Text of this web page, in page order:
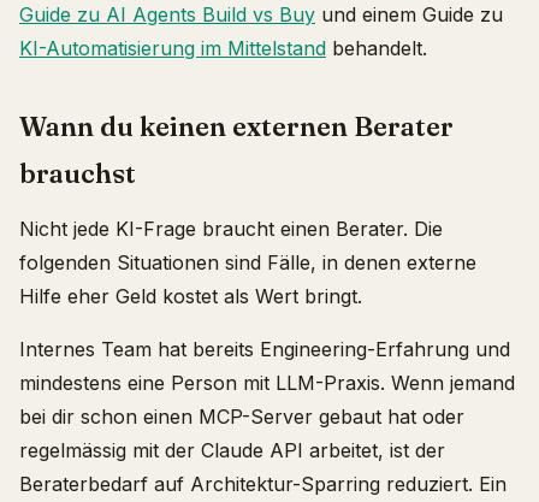
Guide zu AI Agents Build vs Buy und einem Guide zu
KI-Automatisierung im Mittelstand behandelt.
Wann du keinen externen Berater
brauchst
Nicht jede KI-Frage braucht einen Berater. Die
folgenden Situationen sind Fälle, in denen externe
Hilfe eher Geld kostet als Wert bringt.
Internes Team hat bereits Engineering-Erfahrung und
mindestens eine Person mit LLM-Praxis. Wenn jemand
bei dir schon einen MCP-Server gebaut hat oder
regelmässig mit der Claude API arbeitet, ist der
Beraterbedarf auf Architektur-Sparring reduziert. Ein